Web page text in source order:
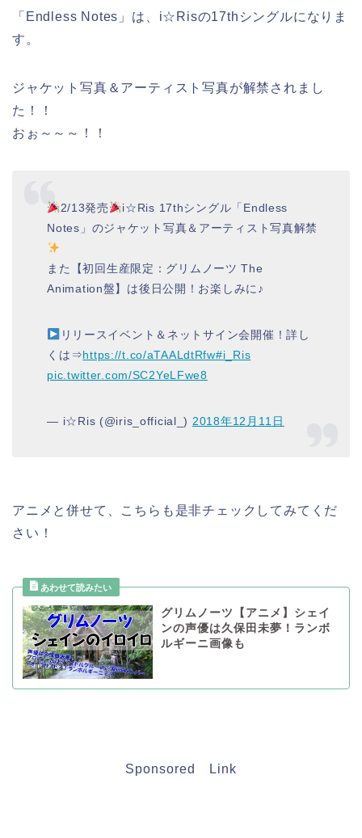
「Endless Notes」は、 i☆Risの17thシングルになりま
す。
ジャケット写真＆アーティスト写真が解禁されまし
た！！
おぉ～～～！！
2/13発売
i☆Ris 17thシングル「Endless
Notes」のジャケット写真＆アーティスト写真解禁
また【初回生産限定：グリムノーツ The
Animation盤】は後日公開！お楽しみに♪
リリースイベント＆ネットサイン会開催！詳し
くは⇒https://t.co/aTAALdtRfw#i_Ris
pic.twitter.com/SC2YeLFwe8
— i☆Ris (@iris_official_) 2018年12月11日
アニメと併せて、こちらも是非チェックしてみてくだ
さい！
グリムノーツ【アニメ】シェイ
ンの声優は久保田未夢！ランボ
ルギーニ画像も
Sponsored Link